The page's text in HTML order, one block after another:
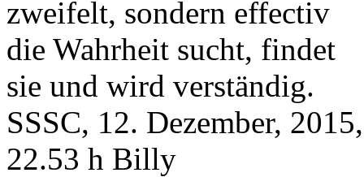
zweifelt, sondern effectiv
die Wahrheit sucht, findet
sie und wird verständig.
SSSC, 12. Dezember, 2015,
22.53 h Billy